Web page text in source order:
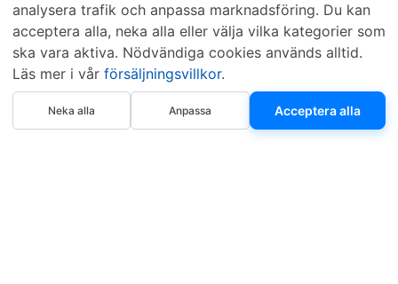
analysera trafik och anpassa marknadsföring. Du kan
acceptera alla, neka alla eller välja vilka kategorier som
ska vara aktiva. Nödvändiga cookies används alltid.
Läs mer i vår försäljningsvillkor.
Neka alla Anpassa Acceptera alla
Köp nu
Kontakta KCR
Om KCR/Garantier
Teknik / Begagnad box
Återförsäljare
Sök KCR-box
Försäljningsvillkor
Telefon
0515-801 50
Öppettider
Mån-Tor 8:00-16:30
Fredag 8:00-11:30